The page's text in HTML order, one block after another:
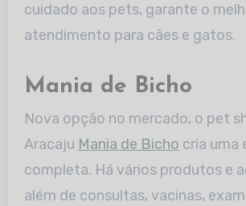
cuidado aos pets, garante o
atendimento para cães e gatos.
Mania de Bicho
Nova opção no mercado, o pet
Aracaju Mania de Bicho cria uma
completa. Há vários produtos e
além de consultas, vacinas,